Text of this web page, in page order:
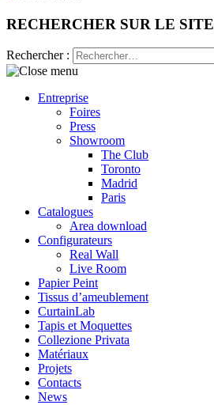
RECHERCHER SUR LE SITE
Rechercher :
Entreprise
Foires
Press
Showroom
The Club
Toronto
Madrid
Paris
Catalogues
Area download
Configurateurs
Real Wall
Live Room
Papier Peint
Tissus d’ameublement
CurtainLab
Tapis et Moquettes
Collezione Privata
Matériaux
Projets
Contacts
News